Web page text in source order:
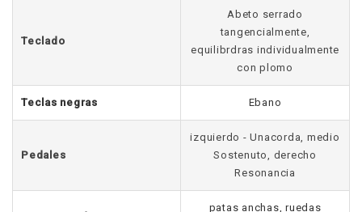
Teclado
Abeto serrado
tangencialmente,
equilibrdras individualmente
con plomo
Teclas negras Ebano
Pedales
izquierdo - Unacorda, medio
Sostenuto, derecho
Resonancia
patas anchas, ruedas